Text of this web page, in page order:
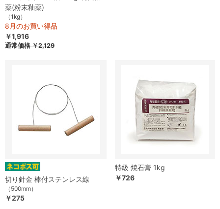
薬(粉末釉薬)
（1kg）
8月のお買い得品
￥1,916
通常価格￥2,129
切り針金 棒付ステンレス線
（500mm）
￥275
特級 焼石膏 1kg
￥726